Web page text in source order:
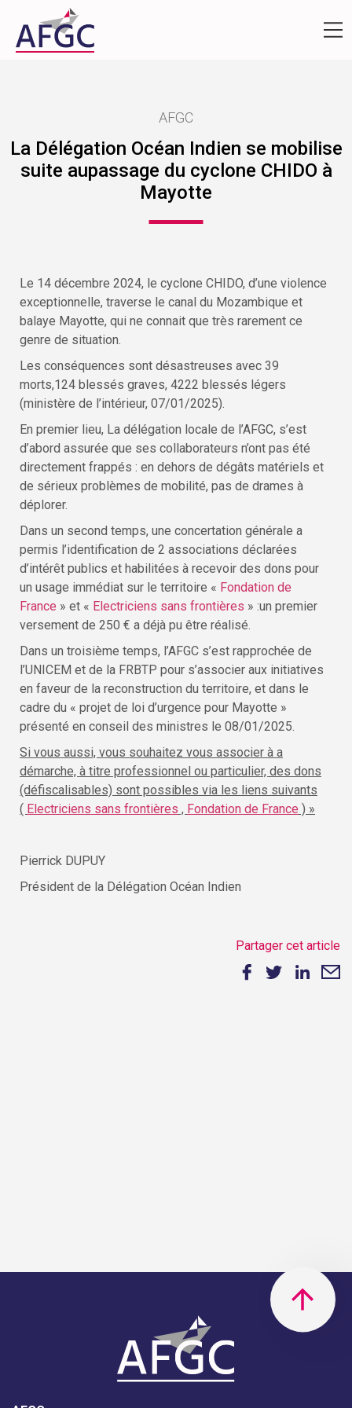
AFGC
La Délégation Océan Indien se mobilise
suite aupassage du cyclone CHIDO à
Mayotte
Le 14 décembre 2024, le cyclone CHIDO, d’une violence
exceptionnelle, traverse le canal du Mozambique et
balaye Mayotte, qui ne connait que très rarement ce
genre de situation.
Les conséquences sont désastreuses avec 39
morts,124 blessés graves, 4222 blessés légers
(ministère de l’intérieur, 07/01/2025).
En premier lieu, La délégation locale de l’AFGC, s’est
d’abord assurée que ses collaborateurs n’ont pas été
directement frappés : en dehors de dégâts matériels et
de sérieux problèmes de mobilité, pas de drames à
déplorer.
Dans un second temps, une concertation générale a
permis l’identification de 2 associations déclarées
d’intérêt publics et habilitées à recevoir des dons pour
un usage immédiat sur le territoire « Fondation de
France » et « Electriciens sans frontières » :un premier
versement de 250 € a déjà pu être réalisé.
Dans un troisième temps, l’AFGC s’est rapprochée de
l’UNICEM et de la FRBTP pour s’associer aux initiatives
en faveur de la reconstruction du territoire, et dans le
cadre du « projet de loi d’urgence pour Mayotte »
présenté en conseil des ministres le 08/01/2025.
Si vous aussi, vous souhaitez vous associer à a
démarche, à titre professionnel ou particulier, des dons
(défiscalisables) sont possibles via les liens suivants
( Electriciens sans frontières , Fondation de France ) »
Pierrick DUPUY
Président de la Délégation Océan Indien
Partager cet article